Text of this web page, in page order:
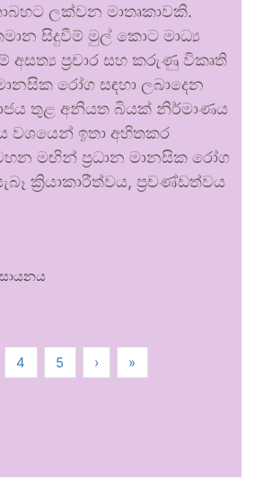
ලක්වන මාතෘකාවකි.
සිදුවීම් මුල් කොට මාධ්‍ය
අසත්‍ය ප්‍රචාර සහ කරුණු විකෘති
රෝග සඳහා ලබාදෙන
තුළ අනියත බියක් නිර්මාණය
වශයෙන් ඉතා අහිතකර
මඟින් ප්‍රධාන මානසික රෝග
ක්‍රියාකාරීත්වය, ප්‍රචණ්ඩත්වය
4 5 › »